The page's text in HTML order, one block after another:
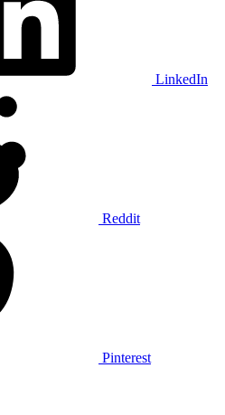
LinkedIn
Reddit
Pinterest